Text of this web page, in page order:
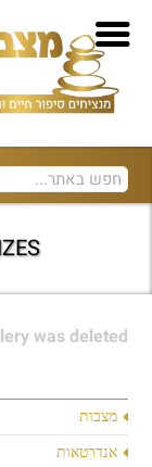
מצבות
אנדרטאות
was deleted.